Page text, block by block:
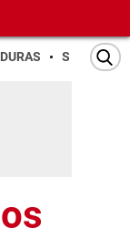
SAN PEDRO